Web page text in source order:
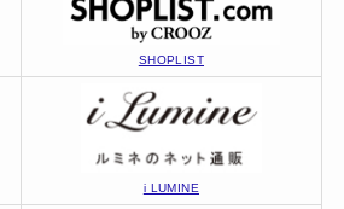
SHOPLIST
i LUMINE